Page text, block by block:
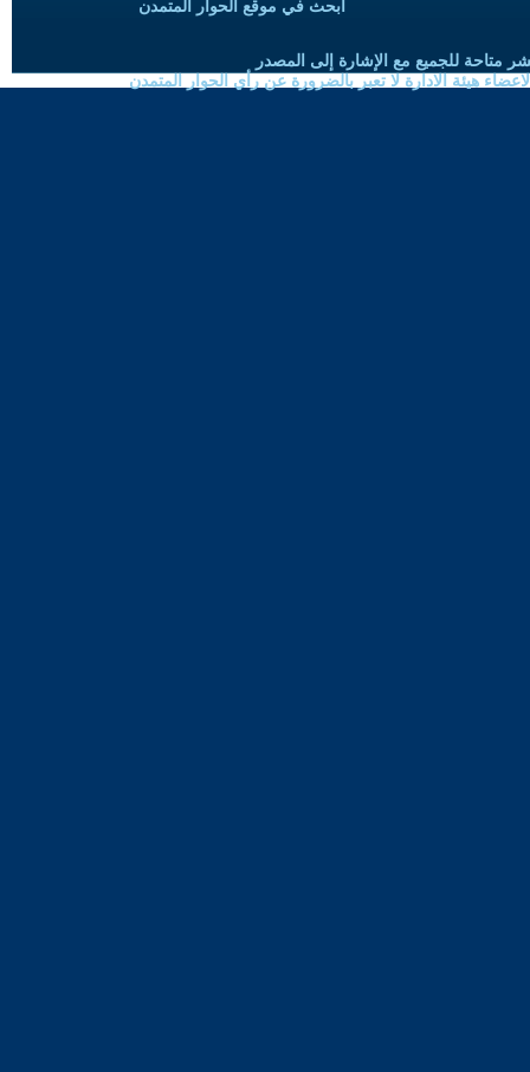
ابحث في موقع الحوار المتمدن
متاحة للجميع مع الإشارة إلى المصدر
هيئة الادارة لا تعبر بالضرورة عن رأي الحوار المتمدن